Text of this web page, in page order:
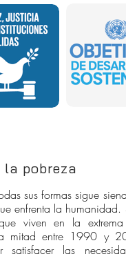
la pobreza
sus formas sigue
enfrenta la
viven en la
mitad entre 1990 y
satisfacer las